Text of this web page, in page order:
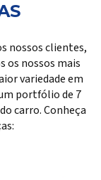
nossos clientes,
nossos mais
variedade em
portfólio de 7
carro. Conheça